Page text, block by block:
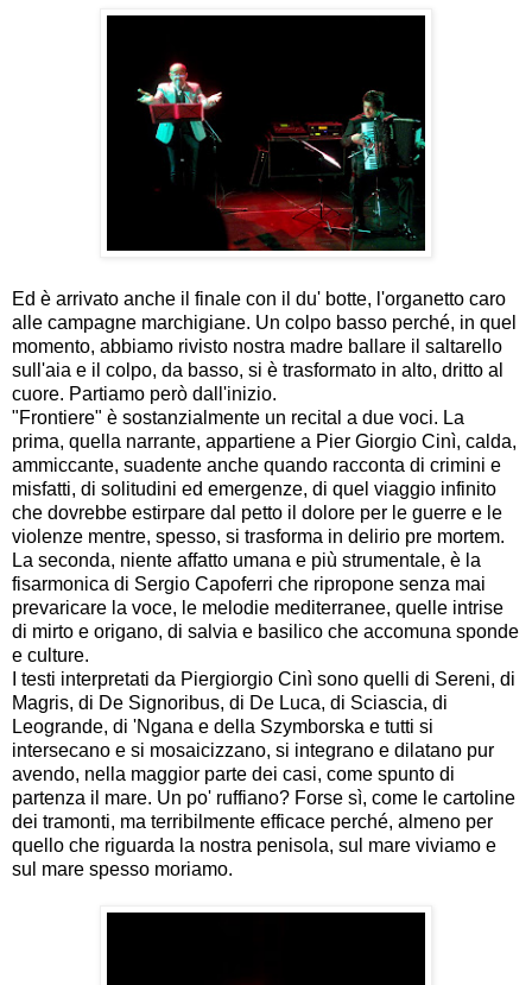
Ed è arrivato anche il finale con il du' botte, l'organetto caro
alle campagne marchigiane. Un colpo basso perché, in quel
momento, abbiamo rivisto nostra madre ballare il saltarello
sull'aia e il colpo, da basso, si è trasformato in alto, dritto al
cuore. Partiamo però dall'inizio.
"Frontiere" è sostanzialmente un recital a due voci. La
prima, quella narrante, appartiene a Pier Giorgio Cinì, calda,
ammiccante, suadente anche quando racconta di crimini e
misfatti, di solitudini ed emergenze, di quel viaggio infinito
che dovrebbe estirpare dal petto il dolore per le guerre e le
violenze mentre, spesso, si trasforma in delirio pre mortem.
La seconda, niente affatto umana e più strumentale, è la
fisarmonica di Sergio Capoferri che ripropone senza mai
prevaricare la voce, le melodie mediterranee, quelle intrise
di mirto e origano, di salvia e basilico che accomuna sponde
e culture.
I testi interpretati da Piergiorgio Cinì sono quelli di Sereni, di
Magris, di De Signoribus, di De Luca, di Sciascia, di
Leogrande, di 'Ngana e della Szymborska e tutti si
intersecano e si mosaicizzano, si integrano e dilatano pur
avendo, nella maggior parte dei casi, come spunto di
partenza il mare. Un po' ruffiano? Forse sì, come le cartoline
dei tramonti, ma terribilmente efficace perché, almeno per
quello che riguarda la nostra penisola, sul mare viviamo e
sul mare spesso moriamo.